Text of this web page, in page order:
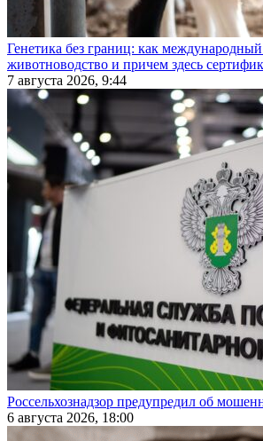
Генетика без границ: как
животноводство и причем здесь
7 августа 2026, 9:44
Россельхознадзор предупредил об
6 августа 2026, 18:00